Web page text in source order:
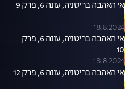
אי האהבה בריטניה, עונה 6, פרק 9
18.8.2024
אי האהבה בריטניה, עונה 6, פרק
10
18.8.2024
אי האהבה בריטניה, עונה 6, פרק 12